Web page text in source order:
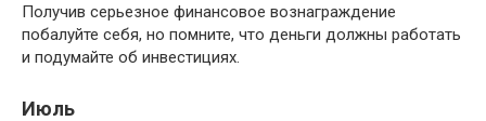
Получив серьезное финансовое вознаграждение
побалуйте себя, но помните, что деньги должны работать
и подумайте об инвестициях.
Июль